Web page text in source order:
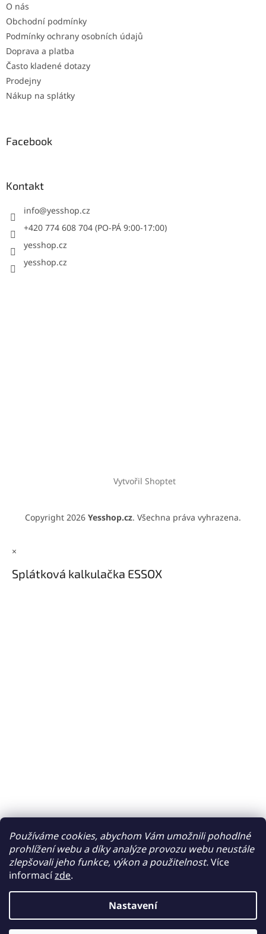
Používáme cookies, abychom Vám umožnili pohodlné
prohlížení webu a díky analýze provozu webu neustále
zlepšovali jeho funkce, výkon a použitelnost.Více
informacízde.
Nastavení
O nás
Obchodní podmínky
Podmínky ochrany osobních údajů
Doprava a platba
Často kladené dotazy
Prodejny
Nákup na splátky
Facebook
Kontakt
info@yesshop.cz
+420 774 608 704 (PO-PÁ 9:00-17:00)
yesshop.cz
yesshop.cz
Vytvořil Shoptet
Copyright 2026 Yesshop.cz. Všechna práva vyhrazena.
×
Splátková kalkulačka ESSOX